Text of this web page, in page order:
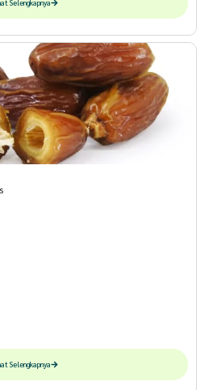
Selengkapnya
Selengkapnya